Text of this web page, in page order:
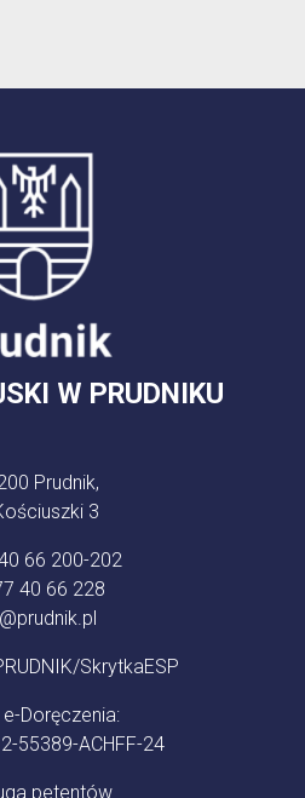
W PRUDNIKU
Prudnik,
3
66 200-202
40 66 228
SkrytkaESP
Doręczenia:
55389-ACHFF-24
petentów